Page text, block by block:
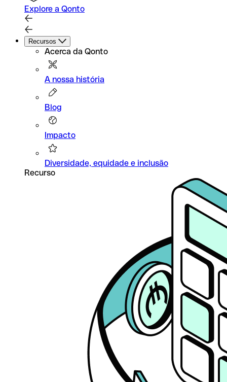
Explore a Qonto
Recursos
Acerca da Qonto
A nossa história
Blog
Impacto
Diversidade, equidade e inclusão
Recurso